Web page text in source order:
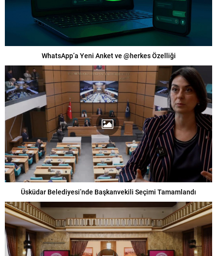
WhatsApp’a Yeni Anket ve @herkes Özelliği
Üsküdar Belediyesi’nde Başkanvekili Seçimi Tamamlandı